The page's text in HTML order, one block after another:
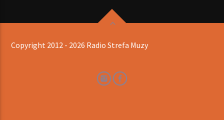
Copyright 2012 - 2026 Radio Strefa Muzy